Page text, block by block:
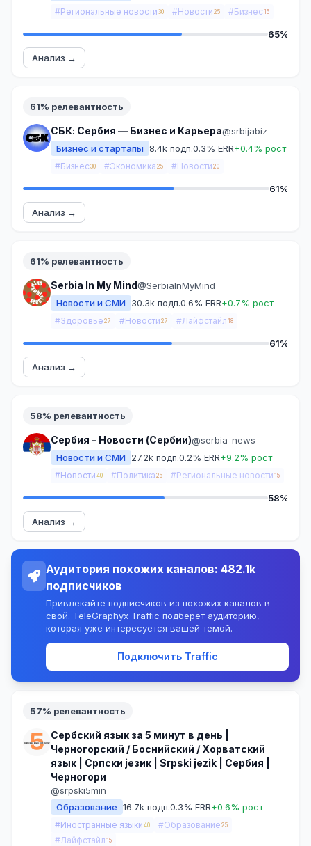
#Региональные новости 30 #Новости 25 #Бизнес 15
65%
Анализ →
61% релевантность
СБК: Сербия — Бизнес и Карьера@srbijabiz
Бизнес и стартапы 8.4k подп.0.3% ERR+0.4% рост
#Бизнес 30 #Экономика 25 #Новости 20
61%
Анализ →
61% релевантность
Serbia In My Mind@SerbiaInMyMind
Новости и СМИ
30.3k подп.0.6% ERR+0.7% рост
#Здоровье 27 #Новости 27 #Лайфстайл 18
61%
Анализ →
58% релевантность
Сербия - Новости (Сербии)@serbia_news
Новости и СМИ
27.2k подп.0.2% ERR+9.2% рост
#Новости 40 #Политика 25 #Региональные новости 15
58%
Анализ →
Аудитория похожих каналов: 482.1k
подписчиков
Привлекайте подписчиков из похожих каналов в
свой. TeleGraphyx Traffic подберёт аудиторию,
которая уже интересуется вашей темой.
Подключить Traffic
57% релевантность
Сербский язык за 5 минут в день |
Черногорский / Боснийский / Хорватский
язык | Српски jезик | Srpski jezik | Сербия |
Черногори
@srpski5min
Образование 16.7k подп.0.3% ERR+0.6% рост
#Иностранные языки 40 #Образование 25
#Лайфстайл 15